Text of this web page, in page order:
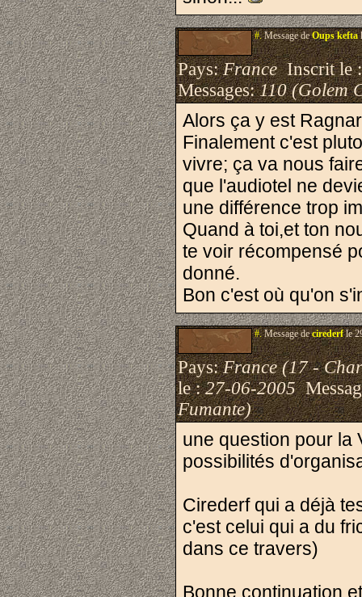
#.Message deOups kefta
Pays:FranceInscrit le
Messages:110 (Golem
Alors ça y est
Finalement c'est
vivre; ça va nous
que l'audiotel ne
une différence trop
Quand à toi,et ton
te voir récompensé
donné.
Bon c'est où qu'on
#.Message decirederfle
Pays:France (17 -
le :27-06-2005
Fumante)
une question pour la
possibilités
Cirederf qui a déjà
c'est celui qui a du
dans ce travers)
Bonne continuation